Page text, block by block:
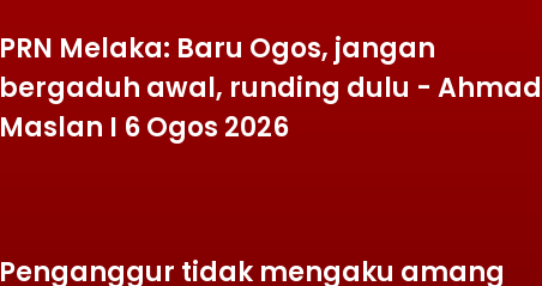
PRN Melaka: Baru Ogos, jangan
bergaduh awal, runding dulu - Ahmad
Maslan I 6 Ogos 2026
Penganggur tidak mengaku amang